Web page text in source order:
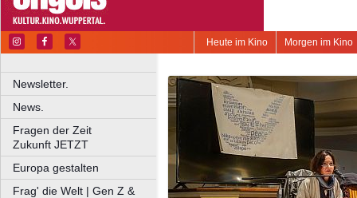
Morgen im Kino
Heute im Kino
Newsletter.
News.
Fragen der Zeit
Zukunft JETZT
Europa gestalten
Frag' die Welt | Gen Z &